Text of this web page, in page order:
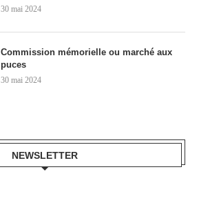
30 mai 2024
Commission mémorielle ou marché aux
puces
30 mai 2024
NEWSLETTER